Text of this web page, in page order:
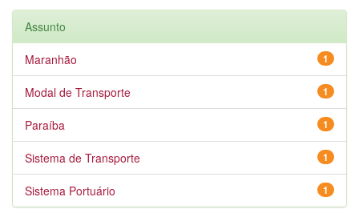
Assunto
1
Maranhão
1
Modal de Transporte
1
Paraíba
1
Sistema de Transporte
1
Sistema Portuário